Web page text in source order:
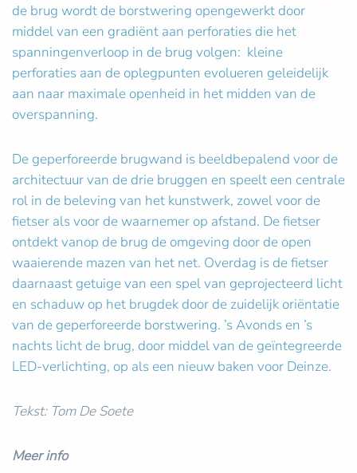
de brug wordt de borstwering opengewerkt door
middel van een gradiënt aan perforaties die het
spanningenverloop in de brug volgen: kleine
perforaties aan de oplegpunten evolueren geleidelijk
aan naar maximale openheid in het midden van de
overspanning.
De geperforeerde brugwand is beeldbepalend voor de
architectuur van de drie bruggen en speelt een centrale
rol in de beleving van het kunstwerk, zowel voor de
fietser als voor de waarnemer op afstand. De fietser
ontdekt vanop de brug de omgeving door de open
waaierende mazen van het net. Overdag is de fietser
daarnaast getuige van een spel van geprojecteerd licht
en schaduw op het brugdek door de zuidelijk oriëntatie
van de geperforeerde borstwering. ’s Avonds en ’s
nachts licht de brug, door middel van de geïntegreerde
LED-verlichting, op als een nieuw baken voor Deinze.
Tekst: Tom De Soete
Meer info